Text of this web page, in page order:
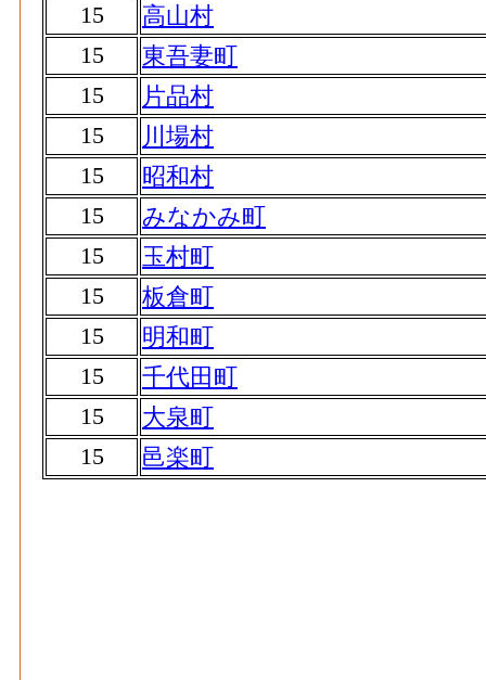
15
高山村
15
東吾妻町
15
片品村
15
川場村
15
昭和村
15
みなかみ町
15
玉村町
15
板倉町
15
明和町
15
千代田町
15
大泉町
15
邑楽町